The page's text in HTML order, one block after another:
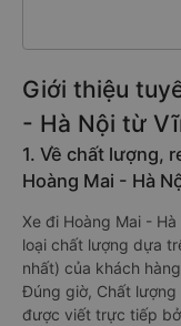
Giới thiệu
- Hà Nội từ
1. Về chất lượng,
Hoàng Mai - Hà
Xe đi Hoàng Mai -
loại chất lượng dựa
nhất) của khách
Đúng giờ, Chất lượng
được viết trực tiếp